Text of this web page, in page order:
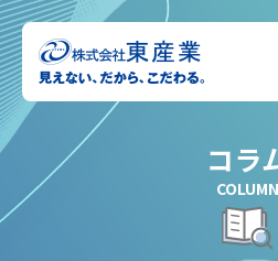
コラ
COLUMN